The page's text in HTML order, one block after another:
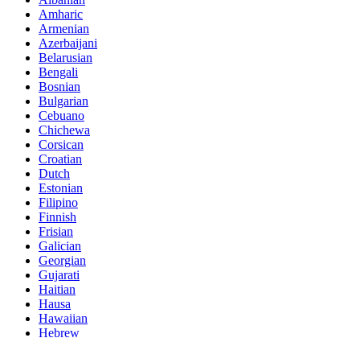
Amharic
Armenian
Azerbaijani
Belarusian
Bengali
Bosnian
Bulgarian
Cebuano
Chichewa
Corsican
Croatian
Dutch
Estonian
Filipino
Finnish
Frisian
Galician
Georgian
Gujarati
Haitian
Hausa
Hawaiian
Hebrew